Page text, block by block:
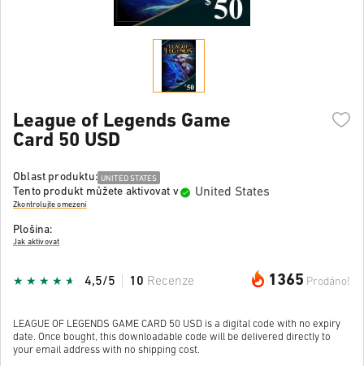
League of Legends Game
Card 50 USD
Oblast produktu: UNITED STATES
Tento produkt můžete aktivovat v United States
Zkontrolujte omezení
Plošina:
Jak aktivovat
1365 Prodáno!
4,5/5 10 Recenze
LEAGUE OF LEGENDS GAME CARD 50 USD is a digital code with no expiry
date. Once bought, this downloadable code will be delivered directly to
your email address with no shipping cost.